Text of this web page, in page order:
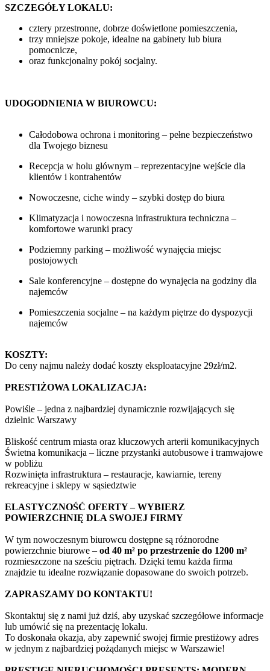
SZCZEGÓŁY LOKALU:
cztery przestronne, dobrze doświetlone pomieszczenia,
trzy mniejsze pokoje, idealne na gabinety lub biura
pomocnicze,
oraz funkcjonalny pokój socjalny.
UDOGODNIENIA W BIUROWCU:
Całodobowa ochrona i monitoring – pełne bezpieczeństwo
dla Twojego biznesu
Recepcja w holu głównym – reprezentacyjne wejście dla
klientów i kontrahentów
Nowoczesne, ciche windy – szybki dostęp do biura
Klimatyzacja i nowoczesna infrastruktura techniczna –
komfortowe warunki pracy
Podziemny parking – możliwość wynajęcia miejsc
postojowych
Sale konferencyjne – dostępne do wynajęcia na godziny dla
najemców
Pomieszczenia socjalne – na każdym piętrze do dyspozycji
najemców
KOSZTY:
Do ceny najmu należy dodać koszty eksploatacyjne 29zł/m2.
PRESTIŻOWA LOKALIZACJA:
Powiśle – jedna z najbardziej dynamicznie rozwijających się
dzielnic Warszawy
Bliskość centrum miasta oraz kluczowych arterii komunikacyjnych
Świetna komunikacja – liczne przystanki autobusowe i tramwajowe
w pobliżu
Rozwinięta infrastruktura – restauracje, kawiarnie, tereny
rekreacyjne i sklepy w sąsiedztwie
ELASTYCZNOŚĆ OFERTY – WYBIERZ
POWIERZCHNIĘ DLA SWOJEJ FIRMY
W tym nowoczesnym biurowcu dostępne są różnorodne
powierzchnie biurowe – od 40 m² po przestrzenie do 1200 m²
rozmieszczone na sześciu piętrach. Dzięki temu każda firma
znajdzie tu idealne rozwiązanie dopasowane do swoich potrzeb.
ZAPRASZAMY DO KONTAKTU!
Skontaktuj się z nami już dziś, aby uzyskać szczegółowe informacje
lub umówić się na prezentację lokalu.
To doskonała okazja, aby zapewnić swojej firmie prestiżowy adres
w jednym z najbardziej pożądanych miejsc w Warszawie!